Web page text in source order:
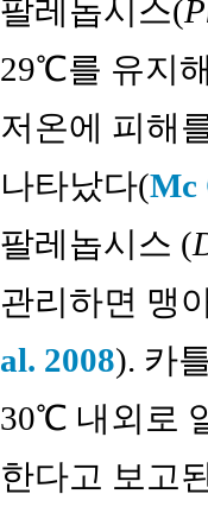
팔레놉시스(
29℃를 유지
저온에 피해
나타났다(Mc
팔레놉시스 (
관리하면 맹
al. 2008). 카
30℃ 내외로
한다고 보고